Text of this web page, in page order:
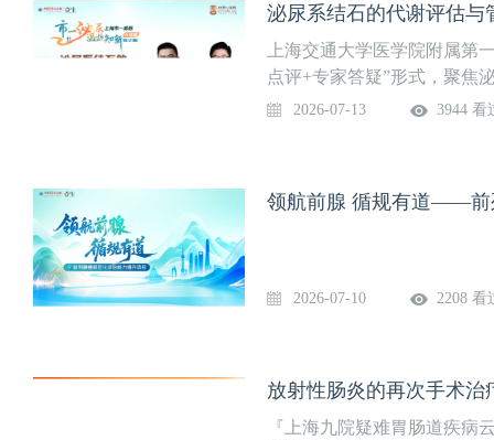
泌尿系结石的代谢评估与
上海交通大学医学院附属第
点评+专家答疑”形式，聚焦
治医师【点评专家】邵怡 主
本期『上海市一泌尿大讲堂
2026-07-13 3944 看
领航前腺 循规有道——前
2026-07-10 2208 看
放射性肠炎的再次手术治
『上海九院疑难胃肠道疾病